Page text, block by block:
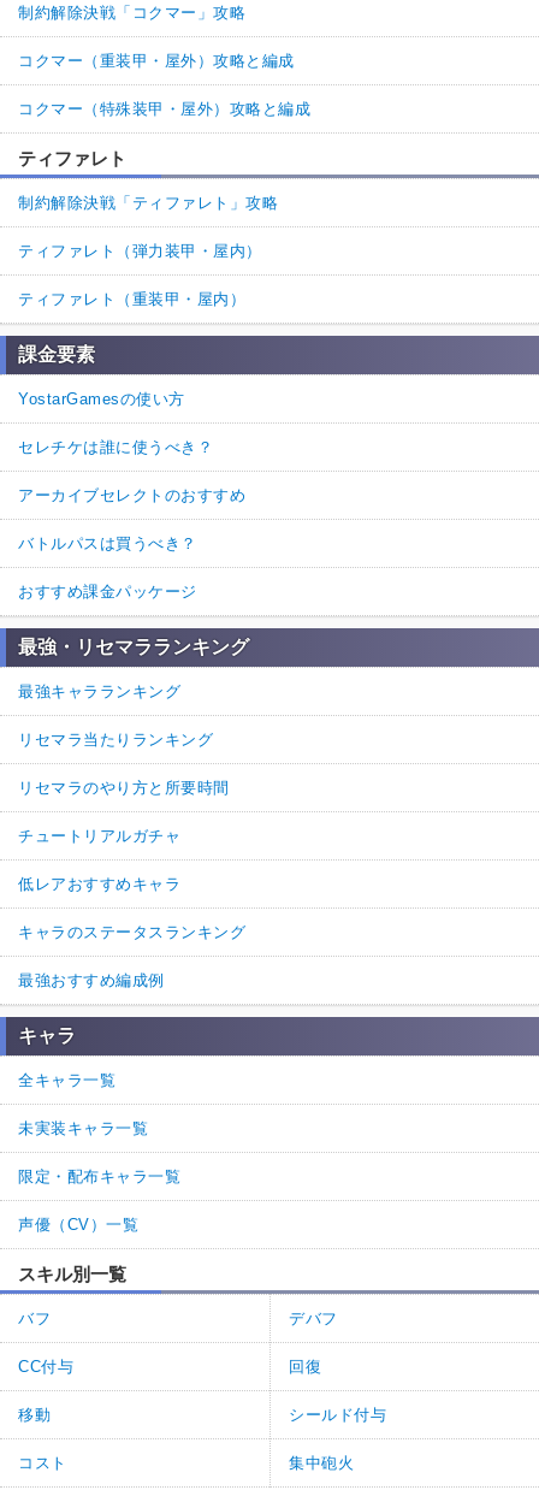
制約解除決戦「コクマー」攻略
コクマー（重装甲・屋外）攻略と編成
コクマー（特殊装甲・屋外）攻略と編成
ティファレト
制約解除決戦「ティファレト」攻略
ティファレト（弾力装甲・屋内）
ティファレト（重装甲・屋内）
課金要素
YostarGamesの使い方
セレチケは誰に使うべき？
アーカイブセレクトのおすすめ
バトルパスは買うべき？
おすすめ課金パッケージ
最強・リセマラランキング
最強キャラランキング
リセマラ当たりランキング
リセマラのやり方と所要時間
チュートリアルガチャ
低レアおすすめキャラ
キャラのステータスランキング
最強おすすめ編成例
キャラ
全キャラ一覧
未実装キャラ一覧
限定・配布キャラ一覧
声優（CV）一覧
スキル別一覧
バフ デバフ
CC付与 回復
移動 シールド付与
コスト 集中砲火